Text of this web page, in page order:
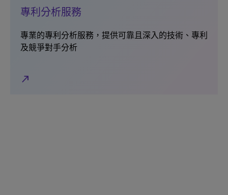
專利分析服務
專業的專利分析服務，提供可靠且深入的技術、專利
及競爭對手分析
north_east